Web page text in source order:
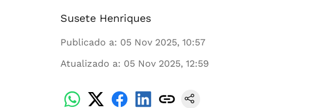
Susete Henriques
Publicado a: 05 Nov 2025, 10:57
Atualizado a: 05 Nov 2025, 12:59